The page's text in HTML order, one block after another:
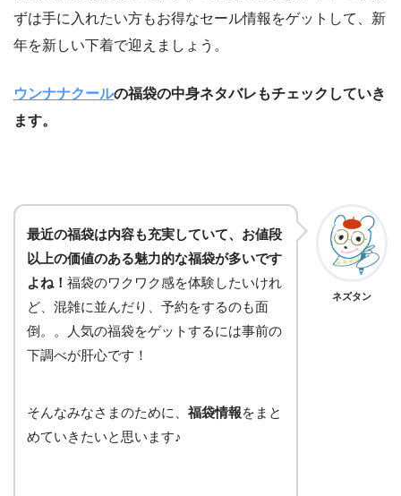
ずは手に入れたい方もお得なセール情報をゲットして、新
年を新しい下着で迎えましょう。
ウンナナクールの福袋の中身ネタバレもチェックしていき
ます。
最近の福袋は内容も充実していて、お値段
以上の価値のある魅力的な福袋が多いです
よね！ 福袋のワクワク感を体験したいけれ
ど、混雑に並んだり、予約をするのも面
倒。。
人気の福袋をゲットするには事前の
下調べが肝心です！
そんなみなさまのために、 福袋情報をまと
めていきたいと思います♪
ネズタン